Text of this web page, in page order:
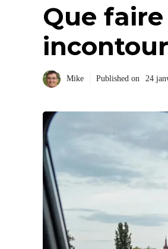
Que faire
Mike Published on 24